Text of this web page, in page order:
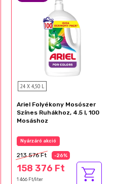
24 X 4,50 L
Ariel Folyékony Mosószer
Színes Ruhákhoz, 4.5 l, 100
Mosáshoz
Nyárzáró akció
213 576 Ft -26%
158 376 Ft
1 466 Ft/liter